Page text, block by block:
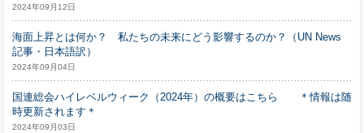
2024年09月12日
海面上昇とは何か？ 私たちの未来にどう影響するのか？（UN News
記事・日本語訳）
2024年09月04日
国連総会ハイレベルウィーク（2024年）の概要はこちら ＊情報は随
時更新されます＊
2024年09月03日